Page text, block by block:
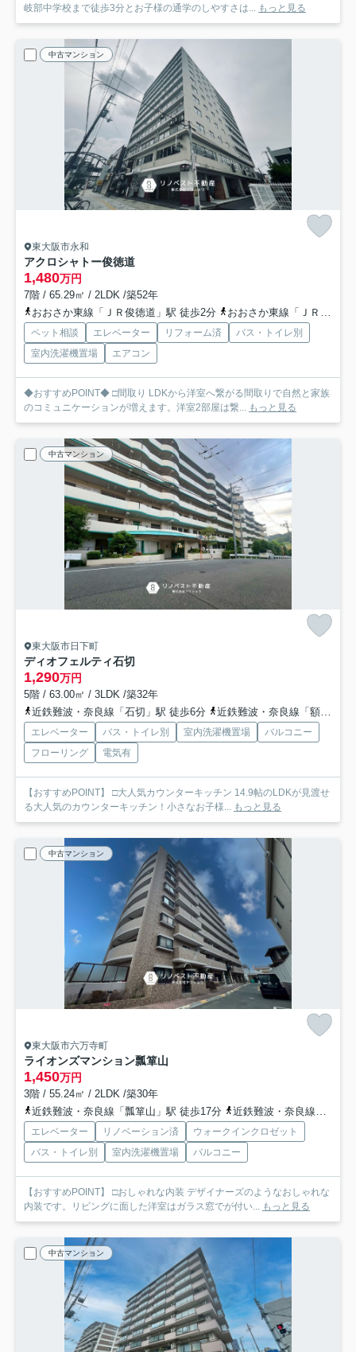
岐部中学校まで徒歩3分とお子様の通学のしやすさは... もっと見る
中古マンション
東大阪市永和
アクロシャトー俊徳道
1,480万円
7階 / 65.29㎡ / 2LDK /築52年
おおさか東線「ＪＲ俊徳道」駅 徒歩2分
おおさか東線「ＪＲ河内永和」駅 徒歩11分
ペット相談 エレベーター リフォーム済
バス・トイレ別
室内洗濯機置場
エアコン
◆おすすめPOINT◆ □間取り LDKから洋室へ繋がる間取りで自然と家族
のコミュニケーションが増えます。洋室2部屋は繋... もっと見る
中古マンション
東大阪市日下町
ディオフェルティ石切
1,290万円
5階 / 63.00㎡ / 3LDK /築32年
近鉄難波・奈良線「石切」駅 徒歩6分
近鉄難波・奈良線「額田」駅 徒歩20分
エレベーター バス・トイレ別 室内洗濯機置場
バルコニー
フローリング
電気有
【おすすめPOINT】 □大人気カウンターキッチン 14.9帖のLDKが見渡せ
る大人気のカウンターキッチン！小さなお子様... もっと見る
中古マンション
東大阪市六万寺町
ライオンズマンション瓢箪山
1,450万円
3階 / 55.24㎡ / 2LDK /築30年
近鉄難波・奈良線「瓢箪山」駅 徒歩17分
近鉄難波・奈良線「枚岡」駅 徒歩30分
エレベーター リノベーション済
ウォークインクロゼット
バス・トイレ別
室内洗濯機置場 バルコニー
【おすすめPOINT】 □おしゃれな内装 デザイナーズのようなおしゃれな
内装です。リビングに面した洋室はガラス窓でが付い... もっと見る
中古マンション